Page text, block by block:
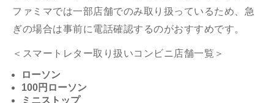
ファミマでは一部店舗でのみ取り扱っているため、急
ぎの場合は事前に電話確認するのがおすすめです。
＜スマートレター取り扱いコンビニ店舗一覧＞
ローソン
100円ローソン
ミニストップ